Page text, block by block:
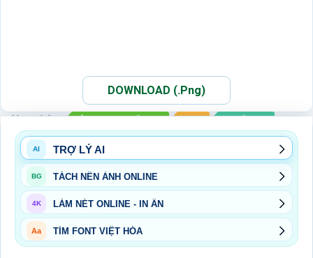
DOWNLOAD (.Png)
Xem thêm:
AI TRỢ LÝ AI
BG TÁCH NỀN ẢNH ONLINE
4K LÀM NÉT ONLINE - IN ẤN
Aa TÌM FONT VIỆT HÓA